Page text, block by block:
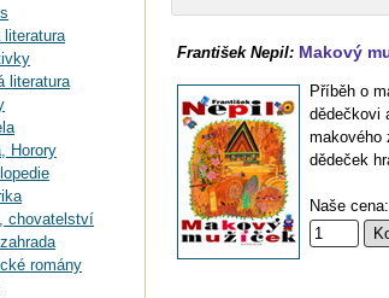
literatura
literatura
Horory
chovatelství
romány
František Nepil: Makový
Příběh o
dědečkovi
makového
dědeček
Naše cena: